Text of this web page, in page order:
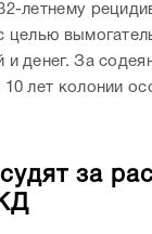
летнему
целью
и денег. За
10 лет колонии
за